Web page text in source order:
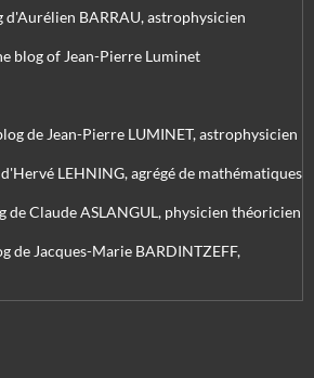
d'Aurélien BARRAU, astrophysicien
blog of Jean-Pierre Luminet
de Jean-Pierre LUMINET, astrophysicien
LEHNING, agrégé de mathématiques
de Claude ASLANGUL, physicien théoricien
de Jacques-Marie BARDINTZEFF,